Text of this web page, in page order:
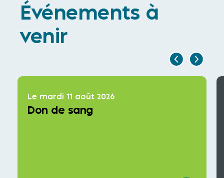
Événements à
venir
Le mardi 11 août 2026
Don de sang